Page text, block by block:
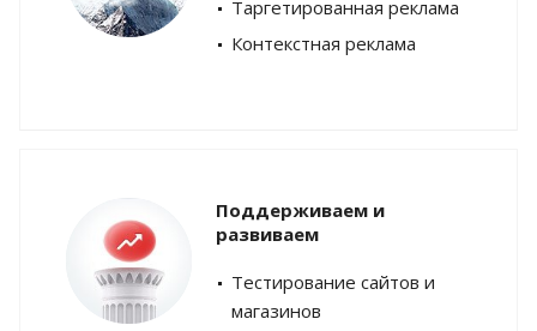
Таргетированная реклама
Контекстная реклама
Поддерживаем и
развиваем
Тестирование сайтов и
магазинов